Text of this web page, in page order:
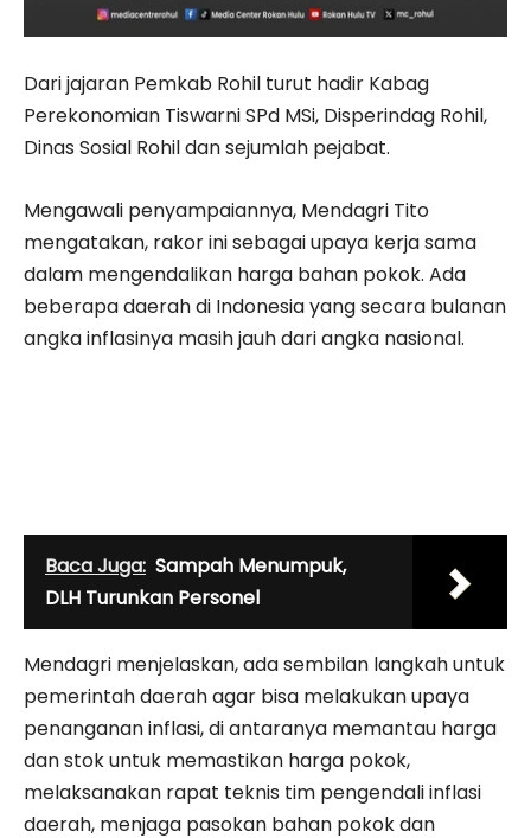
Dari jajaran Pemkab Rohil turut hadir Kabag
Perekonomian Tiswarni SPd MSi, Disperindag Rohil,
Dinas Sosial Rohil dan sejumlah pejabat.
Mengawali penyampaiannya, Mendagri Tito
mengatakan, rakor ini sebagai upaya kerja sama
dalam mengendalikan harga bahan pokok. Ada
beberapa daerah di Indonesia yang secara bulanan
angka inflasinya masih jauh dari angka nasional.
Baca Juga: Sampah Menumpuk,
DLH Turunkan Personel
Mendagri menjelaskan, ada sembilan langkah untuk
pemerintah daerah agar bisa melakukan upaya
penanganan inflasi, di antaranya memantau harga
dan stok untuk memastikan harga pokok,
melaksanakan rapat teknis tim pengendali inflasi
daerah, menjaga pasokan bahan pokok dan